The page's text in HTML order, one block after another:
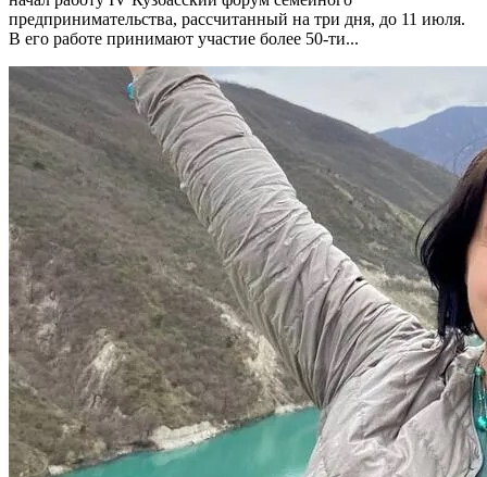
предпринимательства, рассчитанный на три дня, до 11 июля.
В его работе принимают участие более 50-ти...